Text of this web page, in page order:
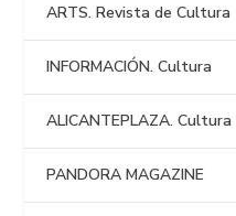
ARTS. Revista de Cultura
INFORMACIÓN. Cultura
ALICANTEPLAZA. Cultura
PANDORA MAGAZINE